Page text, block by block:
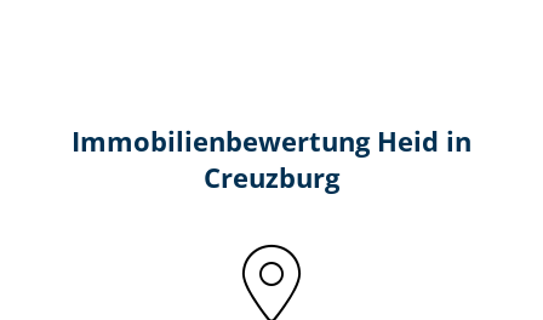
Immobilien­bewertung Heid in
Creuzburg